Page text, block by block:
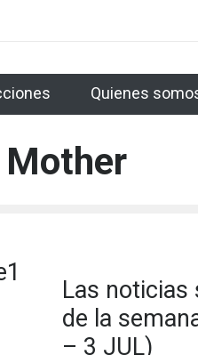
de la 5ª temporada de ‘Younger’:
The Handmaid's Tale 2x08: Hasta
Quienes
Mother
Las noticias
de la
– 3 JUL)